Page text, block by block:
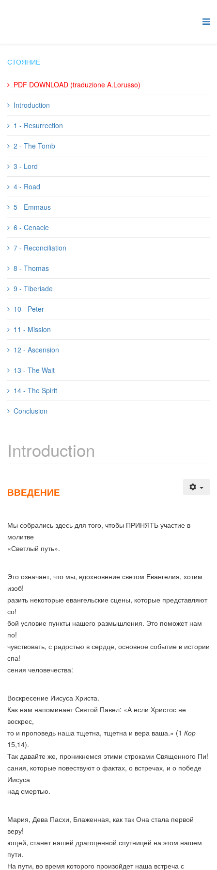
СТОЯНИЕ
PDF DOWNLOAD (traduzione A.Lorusso)
Introduction
1 - Resurrection
2 - The Tomb
3 - Lord
4 - Road
5 - Emmaus
6 - Cenacle
7 - Reconciliation
8 - Thomas
9 - Tiberiade
10 - Peter
11 - Mission
12 - Ascension
13 - The Wait
14 - The Spirit
Conclusion
Introduction
ВВЕДЕНИЕ
Мы собрались здесь для того, чтобы ПРИНЯТЬ участие в
молитве
«Светлый путь».
Это означает, что мы, вдохновение светом Евангелия, хотим
изоб!
разить некоторые евангельские сцены, которые представляют
со!
бой условие пункты нашего размышления. Это поможет нам
по!
чувствовать, с радостью в сердце, основное событие в истории
спа!
сения человечества:
Воскресение Иисуса Христа.
Как нам напоминает Святой Павел: «А если Христос не
воскрес,
то и проповедь наша тщетна, тщетна и вера ваша.» (1 Кор
15,14).
Так давайте же, проникнемся этими строками Священного Пи!
сания, которые повествуют о фактах, о встречах, и о победе
Иисуса
над смертью.
Мария, Дева Пасхи, Блаженная, как так Она стала первой
веру!
ющей, станет нашей драгоценной спутницей на этом нашем
пути.
На пути, во время которого произойдет наша встреча с